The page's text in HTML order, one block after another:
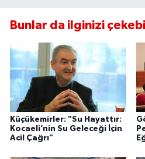
Bunlar da ilginizi
Küçükemirler: "Su Hayattır:
Kocaeli’nin Su Geleceği İçin
Acil Çağrı"